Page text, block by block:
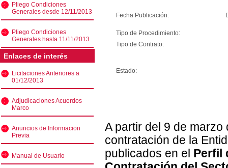
Pliego Condiciones
Generales desde 12/11/2013
Pliego Condiciones
Generales hasta 11/11/2013
Enlaces de interés
Licitaciones Anteriores a
01/12/2013
Adjudicaciones Acuerdos
Marco
Anuncios de Informacion
Previa
Manual de Usuario
Fecha Publicación:
Tipo de Procedimiento:
Tipo de Contrato:
Estado:
A partir del 9 de
contratación de la
publicados en el Perfil